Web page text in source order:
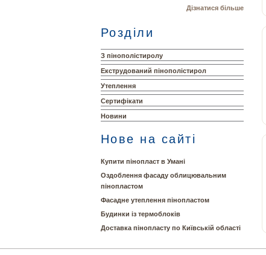
Дізнатися більше
Розділи
З пінополістиролу
Екструдований пінополістирол
Утеплення
Сертифікати
Новини
Нове на сайті
Купити пінопласт в Умані
Оздоблення фасаду облицювальним
пінопластом
Фасадне утеплення пінопластом
Будинки із термоблоків
Доставка пінопласту по Київській області